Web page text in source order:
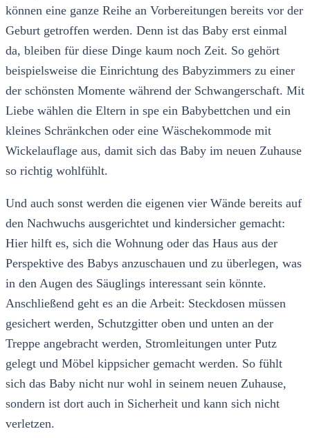
können eine ganze Reihe an Vorbereitungen bereits vor der
Geburt getroffen werden. Denn ist das Baby erst einmal
da, bleiben für diese Dinge kaum noch Zeit. So gehört
beispielsweise die Einrichtung des Babyzimmers zu einer
der schönsten Momente während der Schwangerschaft. Mit
Liebe wählen die Eltern in spe ein Babybettchen und ein
kleines Schränkchen oder eine Wäschekommode mit
Wickelauflage aus, damit sich das Baby im neuen Zuhause
so richtig wohlfühlt.
Und auch sonst werden die eigenen vier Wände bereits auf
den Nachwuchs ausgerichtet und kindersicher gemacht:
Hier hilft es, sich die Wohnung oder das Haus aus der
Perspektive des Babys anzuschauen und zu überlegen, was
in den Augen des Säuglings interessant sein könnte.
Anschließend geht es an die Arbeit: Steckdosen müssen
gesichert werden, Schutzgitter oben und unten an der
Treppe angebracht werden, Stromleitungen unter Putz
gelegt und Möbel kippsicher gemacht werden. So fühlt
sich das Baby nicht nur wohl in seinem neuen Zuhause,
sondern ist dort auch in Sicherheit und kann sich nicht
verletzen.